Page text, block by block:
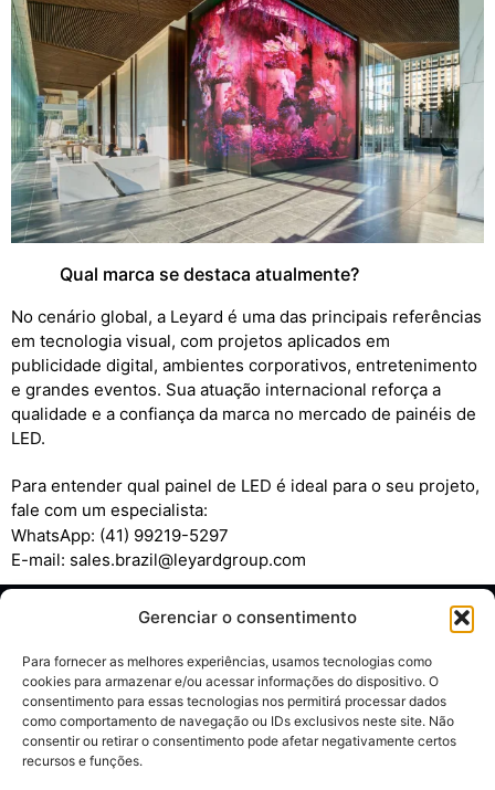
Gerenciar o consentimento
Para fornecer as melhores experiências, usamos tecnologias como
cookies para armazenar e/ou acessar informações do dispositivo. O
consentimento para essas tecnologias nos permitirá processar dados
como comportamento de navegação ou IDs exclusivos neste site. Não
consentir ou retirar o consentimento pode afetar negativamente certos
recursos e funções.
Qual marca se destaca atualmente?
No cenário global, a Leyard é uma das principais referências
em tecnologia visual, com projetos aplicados em
publicidade digital, ambientes corporativos, entretenimento
e grandes eventos. Sua atuação internacional reforça a
qualidade e a confiança da marca no mercado de painéis de
LED.
Para entender qual painel de LED é ideal para o seu projeto,
fale com um especialista:
WhatsApp: (41) 99219-5297
E-mail: sales.brazil@leyardgroup.com